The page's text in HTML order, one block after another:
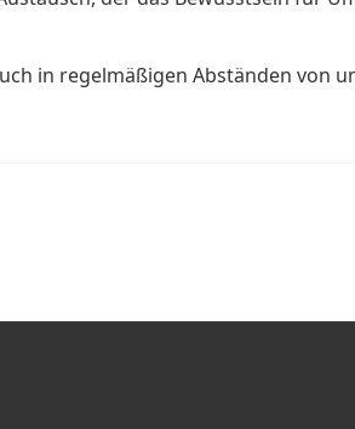
in regelmäßigen Abständen von